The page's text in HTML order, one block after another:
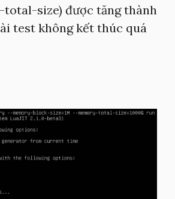
size) được tăng thành
test không kết thúc quá